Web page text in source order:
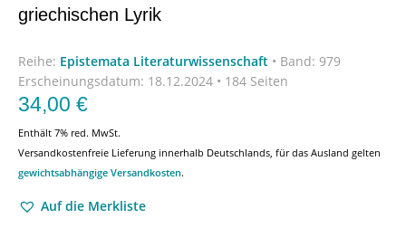
griechischen Lyrik
Reihe: Epistemata Literaturwissenschaft • Band: 979
Erscheinungsdatum: 18.12.2024 • 184 Seiten
34,00 €
Enthält 7% red. MwSt.
Versandkostenfreie Lieferung innerhalb Deutschlands, für das Ausland gelten
gewichtsabhängige Versandkosten.
Auf die Merkliste